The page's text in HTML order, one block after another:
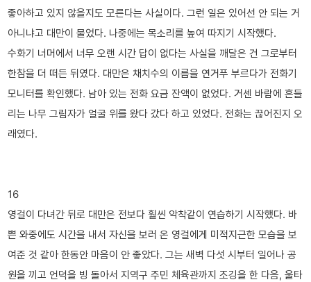
좋아하고 있지 않을지도 모른다는 사실이다. 그런 일은 있어선 안 되는 거
아니냐고 대만이 물었다. 나중에는 목소리를 높여 따지기 시작했다.
수화기 너머에서 너무 오랜 시간 답이 없다는 사실을 깨달은 건 그로부터
한참을 더 떠든 뒤였다. 대만은 채치수의 이름을 연거푸 부르다가 전화기
모니터를 확인했다. 남아 있는 전화 요금 잔액이 없었다. 거센 바람에 흔들
리는 나무 그림자가 얼굴 위를 왔다 갔다 하고 있었다. 전화는 끊어진지 오
래였다.
16
영걸이 다녀간 뒤로 대만은 전보다 훨씬 악착같이 연습하기 시작했다. 바
쁜 와중에도 시간을 내서 자신을 보러 온 영걸에게 미적지근한 모습을 보
여준 것 같아 한동안 마음이 안 좋았다. 그는 새벽 다섯 시부터 일어나 공
원을 끼고 언덕을 빙 돌아서 지역구 주민 체육관까지 조깅을 한 다음, 울타